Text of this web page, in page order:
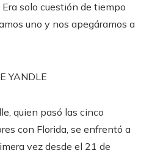
solo cuestión de tiempo
uno y nos apegáramos a
YANDLE
quien pasó las cinco
con Florida, se enfrentó a
vez desde el 21 de